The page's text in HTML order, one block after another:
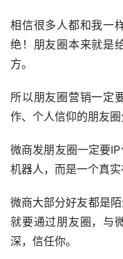
相信很多人都和我一
绝！朋友圈本来就是
方。
所以朋友圈营销一定
作、个人信仰的朋友圈
微商发朋友圈一定要
机器人，而是一个真实
微商大部分好友都是
就要通过朋友圈，与
深，信任你。